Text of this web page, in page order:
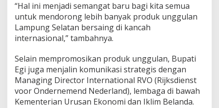
“Hal ini menjadi semangat baru bagi kita semua
untuk mendorong lebih banyak produk unggulan
Lampung Selatan bersaing di kancah
internasional,” tambahnya.
Selain mempromosikan produk unggulan, Bupati
Egi juga menjalin komunikasi strategis dengan
Managing Director International RVO (Rijksdienst
voor Ondernemend Nederland), lembaga di bawah
Kementerian Urusan Ekonomi dan Iklim Belanda.